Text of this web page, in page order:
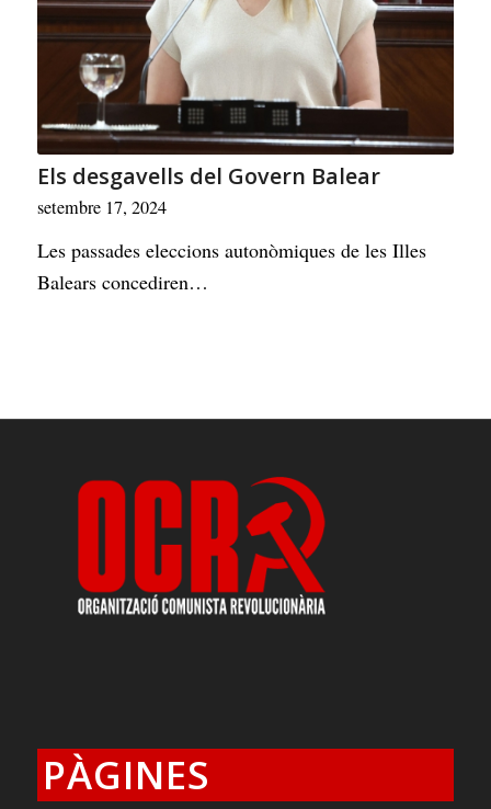
Els desgavells del Govern Balear
setembre 17, 2024
Les passades eleccions autonòmiques de les Illes
Balears concediren…
PÀGINES